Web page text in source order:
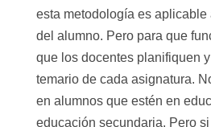
esta metodología es aplicable
del alumno. Pero para que
que los docentes planifiquen
temario de cada asignatura.
en alumnos que estén en
educación secundaria. Pero